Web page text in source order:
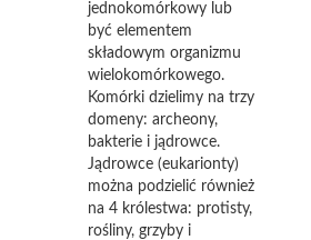
jednokomórkowy lub
być elementem
składowym organizmu
wielokomórkowego.
Komórki dzielimy na trzy
domeny: archeony,
bakterie i jądrowce.
Jądrowce (eukarionty)
można podzielić również
na 4 królestwa: protisty,
rośliny, grzyby i